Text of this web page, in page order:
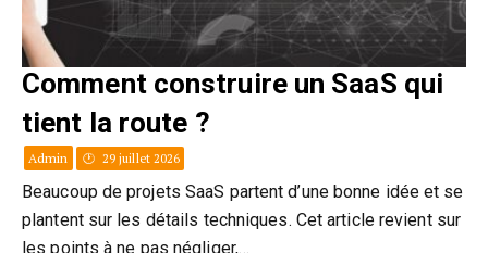
Comment construire un SaaS qui
tient la route ?
Admin 29 juillet 2026
Beaucoup de projets SaaS partent d’une bonne idée et se
plantent sur les détails techniques. Cet article revient sur
les points à ne pas négliger,…